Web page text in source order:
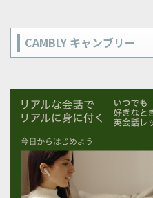
CAMBLY キャンブリー